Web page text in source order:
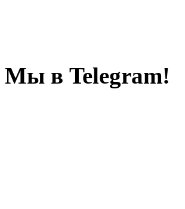
Мы в Telegram!